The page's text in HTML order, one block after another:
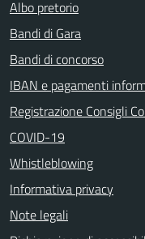
Albo pretorio
Bandi di Gara
Bandi di concorso
IBAN e pagamenti
Registrazione Consigli
COVID-19
Whistleblowing
Informativa privacy
Note legali